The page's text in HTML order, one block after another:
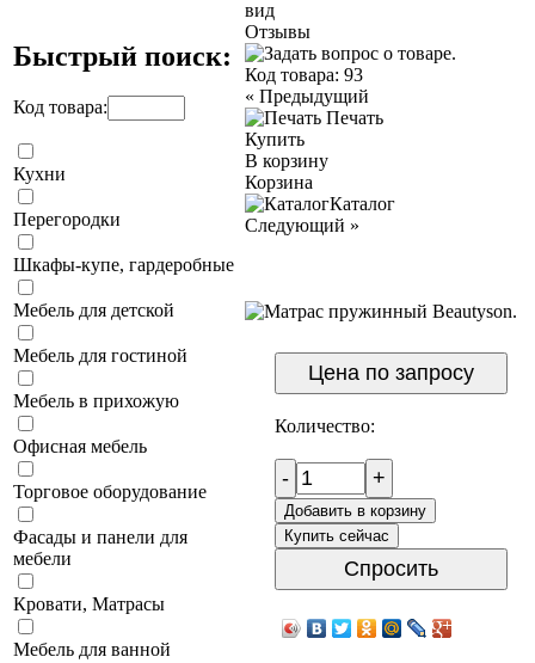
Быстрый поиск:
Код товара:
Кухни
Перегородки
Шкафы-купе, гардеробные
Мебель для детской
Мебель для гостиной
Мебель в прихожую
Офисная мебель
Торговое оборудование
Фасады и панели для
мебели
Кровати, Матрасы
Мебель для ванной
вид
Отзывы
Код товара: 93
« Предыдущий
Печать
Купить
В корзину
Корзина
Каталог
Следующий »
Цена по запросу
Количество:
- +
Добавить в корзину
Купить сейчас
Спросить